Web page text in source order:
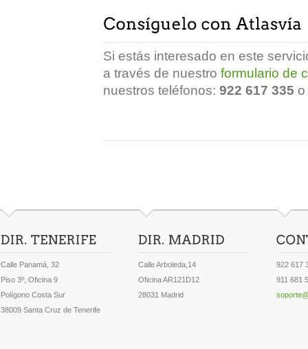
Si estás interesado en este
a través de nuestro formulario de
nuestros teléfonos: 922 617 335 o
Calle Panamá, 32
Piso 3º, Oficina 9
Polígono Costa Sur
38009 Santa Cruz de Tenerife
Calle Arboleda,14
Oficina AR121D12
28031 Madrid
922 617
911 681